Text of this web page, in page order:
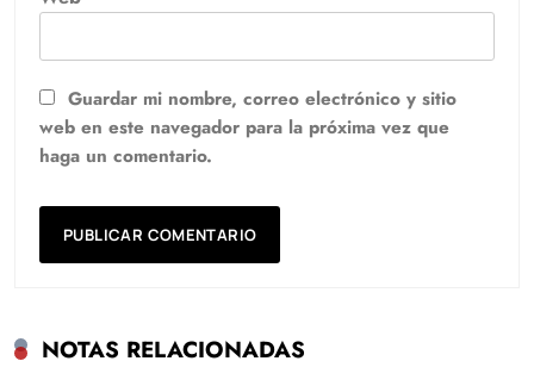
Guardar mi nombre, correo electrónico y sitio
web en este navegador para la próxima vez que
haga un comentario.
NOTAS RELACIONADAS